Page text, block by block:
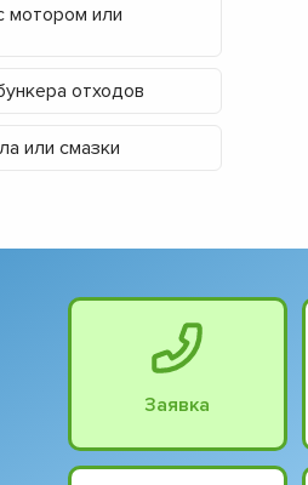
или
отходов
или смазки
Заявка